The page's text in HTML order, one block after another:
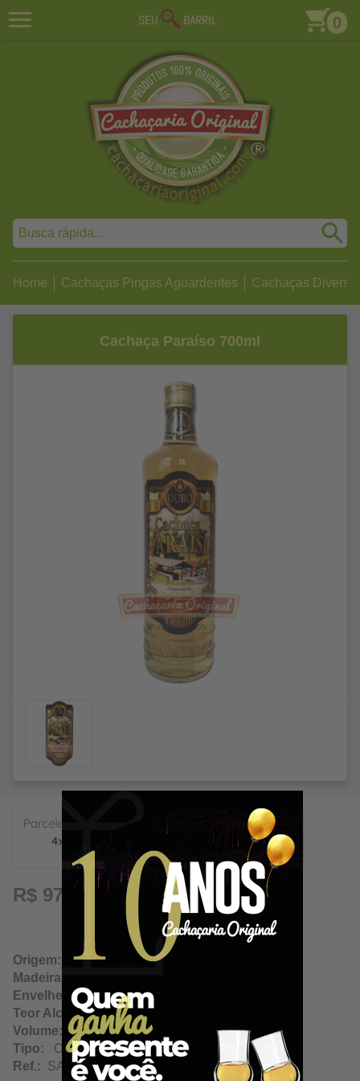
0
Home Cachaças Pingas Aguardentes Cachaças
Cachaça Paraíso 700ml
R$ 97,89
Origem: Cambuquira / Minas Gerais
Madeira:
Envelhecimento:2 Anos
Teor Alcoólico:38.00%
Volume: 700Ml
Tipo: Ouro
Ref.: SA12633